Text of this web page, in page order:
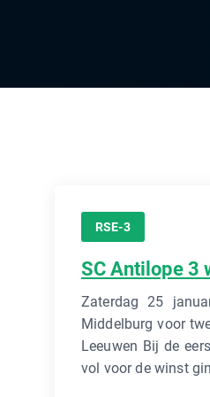
RSE-3
SC Antilope 3
Zaterdag 25
Middelburg voor
Leeuwen Bij de
vol voor de winst